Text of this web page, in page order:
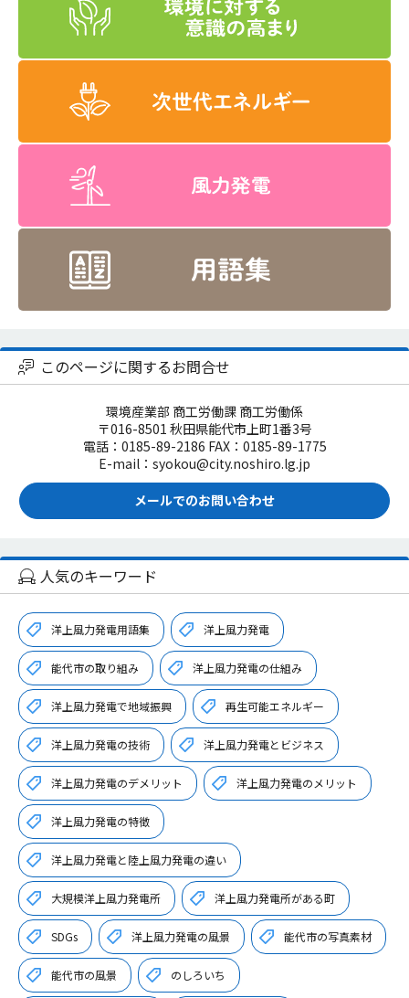
このページに関するお問合せ
環境産業部 商工労働課 商工労働係
〒016-8501 秋田県能代市上町1番3号
電話：0185-89-2186 FAX：0185-89-1775
E-mail：syokou@city.noshiro.lg.jp
メールでのお問い合わせ
人気のキーワード
洋上風力発電用語集 洋上風力発電
能代市の取り組み 洋上風力発電の仕組み
洋上風力発電で地域振興 再生可能エネルギー
洋上風力発電の技術 洋上風力発電とビジネス
洋上風力発電のデメリット 洋上風力発電のメリット
洋上風力発電の特徴
洋上風力発電と陸上風力発電の違い
大規模洋上風力発電所 洋上風力発電所がある町
SDGs 洋上風力発電の風景 能代市の写真素材
能代市の風景 のしろいち